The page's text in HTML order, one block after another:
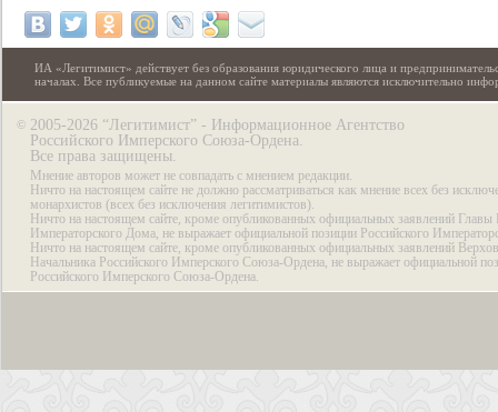
ИА «Легитимист» действует без образования юридического лица и
началах. Все публикуемые на данном сайте материалы являются исключительно
© 2005-2026 “Легитимист” - Информационное Агентство
Российского Имперского Союза-Ордена.
Все права защищены.
Мнение авторов может не совпадать с мнением редакции.
Ничто на настоящем сайте не должно рассматриваться как мнение всех без
монархистов (всех без исключения легитимистов).
Ничто на настоящем сайте, кроме опубликованных официальных заявлений Главы
Императорского Дома, не выражает официальной позиции Российского
Ничто на настоящем сайте, кроме опубликованных официальных заявлений
Начальника Российского Имперского Союза-Ордена, не выражает официальной
Российского Имперского Союза-Ордена.